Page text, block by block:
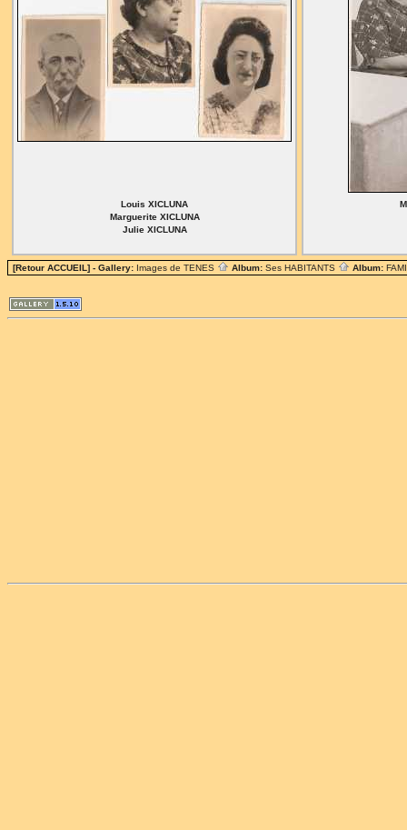
Louis XICLUNA
Marguerite XICLUNA
Julie XICLUNA
[Retour ACCUEIL] - Gallery: Images de TENES Album: Ses HABITANTS Album: